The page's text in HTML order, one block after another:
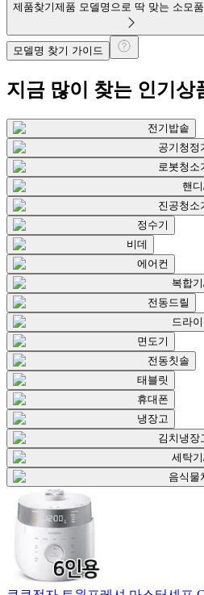
제품찾기제품 모델명으로 딱 맞는 소모
모델명 찾기 가이드
지금 많이 찾는 인기상
전기밥솥
공기청정
로봇청소
핸
진공청소
정수기
비데
에어컨
복합
전동드릴
드라
면도기
전동칫솔
태블릿
휴대폰
냉장고
김치냉장
세탁
음식물